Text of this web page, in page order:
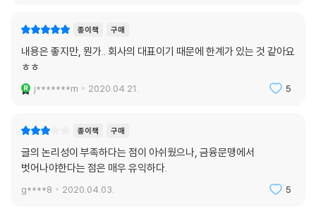
종이책 구매
내용은 좋지만, 뭔가.. 회사의 대표이기 때문에 한계가 있는 것 같아요
ㅎㅎ
j*******m 2020.04.21. 5
종이책 구매
글의 논리성이 부족하다는 점이 아쉬웠으나, 금융문맹에서
벗어나야한다는 점은 매우 유익하다.
g****8 2020.04.03. 5